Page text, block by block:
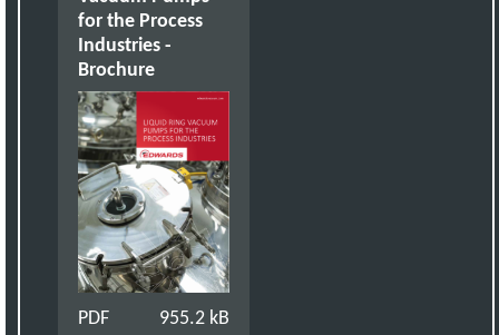
for the Process
Industries -
Brochure
PDF 955.2 kB